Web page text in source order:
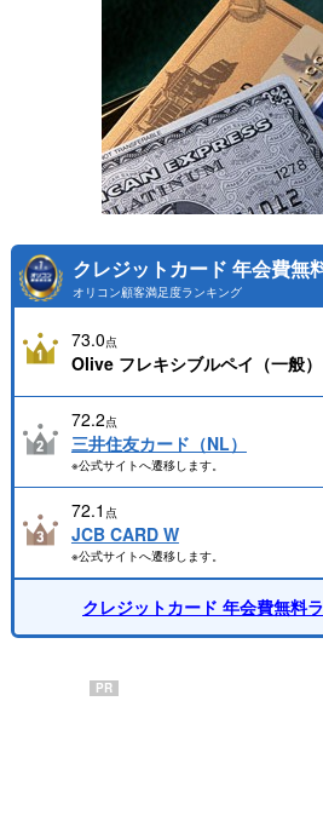
クレジットカード 年会費無
オリコン顧客満足度ランキング
73.0点
Olive フレキシブルペイ（一般）
72.2点
三井住友カード（NL）
※公式サイトへ遷移します。
72.1 点
JCB CARD W
※公式サイトへ遷移します。
クレジットカード 年会費無料
PR